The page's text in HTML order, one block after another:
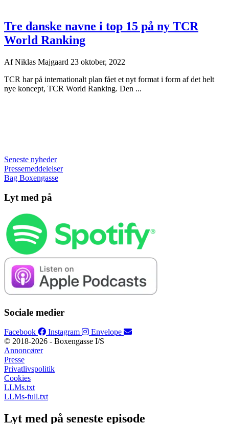
Tre danske navne i top 15 på ny TCR
World Ranking
AfNiklas Majgaard 23 oktober, 2022
TCR har på internationalt plan fået et nyt format i form af det helt
nye koncept, TCR World Ranking. Den ...
Seneste nyheder
Pressemeddelelser
Bag Boxengasse
Lyt med på
Sociale medier
Facebook Instagram
Envelope
© 2018-2026 - Boxengasse I/S
Annoncører
Presse
Privatlivspolitik
Cookies
LLMs.txt
LLMs-full.txt
Lyt med på seneste episode